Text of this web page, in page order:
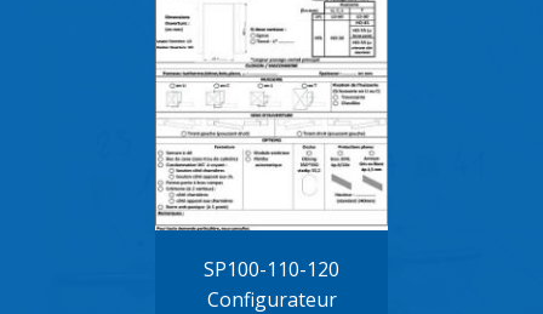
SP100-110-120
Configurateur